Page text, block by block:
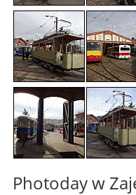
Photoday w